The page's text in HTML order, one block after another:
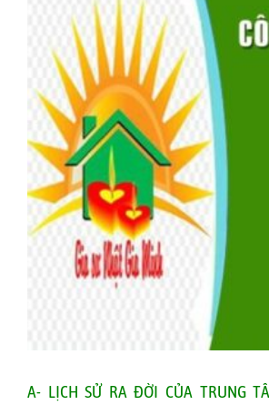
A- LỊCH SỬ RA ĐỜI CỦA TRUNG